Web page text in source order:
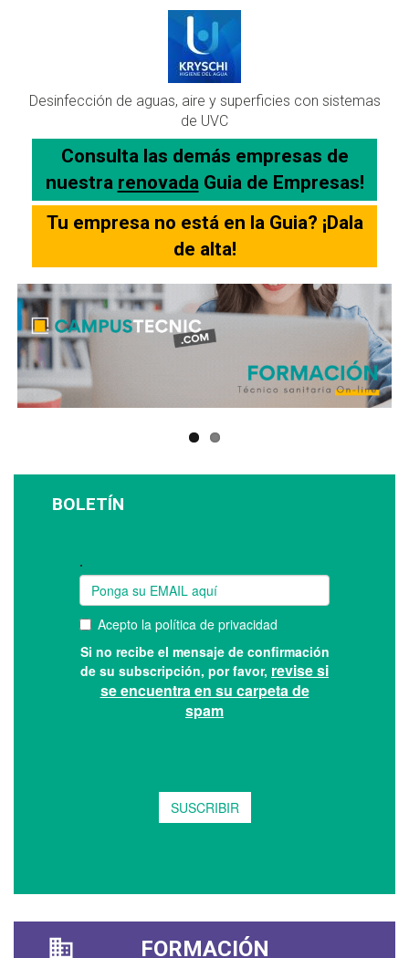
Desinfección de aguas, aire y superficies con sistemas
de UVC
Consulta las demás empresas de
nuestra renovada Guia de Empresas!
Tu empresa no está en la Guia? ¡Dala
de alta!
BOLETÍN
FORMACIÓN